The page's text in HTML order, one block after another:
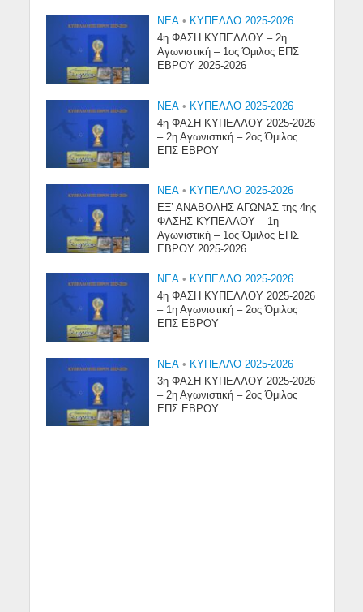
NEA • ΚΥΠΕΛΛΟ 2025-2026
4η ΦΑΣΗ ΚΥΠΕΛΛΟΥ – 2η
Αγωνιστική – 1ος Όμιλος ΕΠΣ
ΕΒΡΟΥ 2025-2026
NEA • ΚΥΠΕΛΛΟ 2025-2026
4η ΦΑΣΗ ΚΥΠΕΛΛΟΥ 2025-2026
– 2η Αγωνιστική – 2ος Όμιλος
ΕΠΣ ΕΒΡΟΥ
NEA • ΚΥΠΕΛΛΟ 2025-2026
ΕΞ’ ΑΝΑΒΟΛΗΣ ΑΓΩΝΑΣ της 4ης
ΦΑΣΗΣ ΚΥΠΕΛΛΟΥ – 1η
Αγωνιστική – 1ος Όμιλος ΕΠΣ
ΕΒΡΟΥ 2025-2026
NEA • ΚΥΠΕΛΛΟ 2025-2026
4η ΦΑΣΗ ΚΥΠΕΛΛΟΥ 2025-2026
– 1η Αγωνιστική – 2ος Όμιλος
ΕΠΣ ΕΒΡΟΥ
NEA • ΚΥΠΕΛΛΟ 2025-2026
3η ΦΑΣΗ ΚΥΠΕΛΛΟΥ 2025-2026
– 2η Αγωνιστική – 2ος Όμιλος
ΕΠΣ ΕΒΡΟΥ